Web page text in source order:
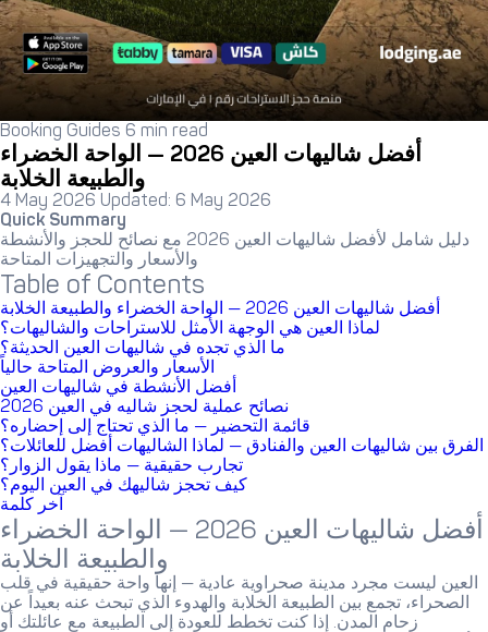
Booking Guides 6 min read
أفضل شاليهات العين 2026 — الواحة الخضراء
والطبيعة الخلابة
4 May 2026 Updated: 6 May 2026
Quick Summary
دليل شامل لأفضل شاليهات العين 2026 مع نصائح للحجز والأنشطة
والأسعار والتجهيزات المتاحة
Table of Contents
أفضل شاليهات العين 2026 — الواحة الخضراء والطبيعة الخلابة
لماذا العين هي الوجهة الأمثل للاستراحات والشاليهات؟
ما الذي تجده في شاليهات العين الحديثة؟
الأسعار والعروض المتاحة حالياً
أفضل الأنشطة في شاليهات العين
نصائح عملية لحجز شاليه في العين 2026
قائمة التحضير — ما الذي تحتاج إلى إحضاره؟
الفرق بين شاليهات العين والفنادق — لماذا الشاليهات أفضل للعائلات؟
تجارب حقيقية — ماذا يقول الزوار؟
كيف تحجز شاليهك في العين اليوم؟
آخر كلمة
أفضل شاليهات العين 2026 — الواحة الخضراء
والطبيعة الخلابة
العين ليست مجرد مدينة صحراوية عادية — إنها واحة حقيقية في قلب
الصحراء، تجمع بين الطبيعة الخلابة والهدوء الذي تبحث عنه بعيداً عن
زحام المدن. إذا كنت تخطط للعودة إلى الطبيعة مع عائلتك أو